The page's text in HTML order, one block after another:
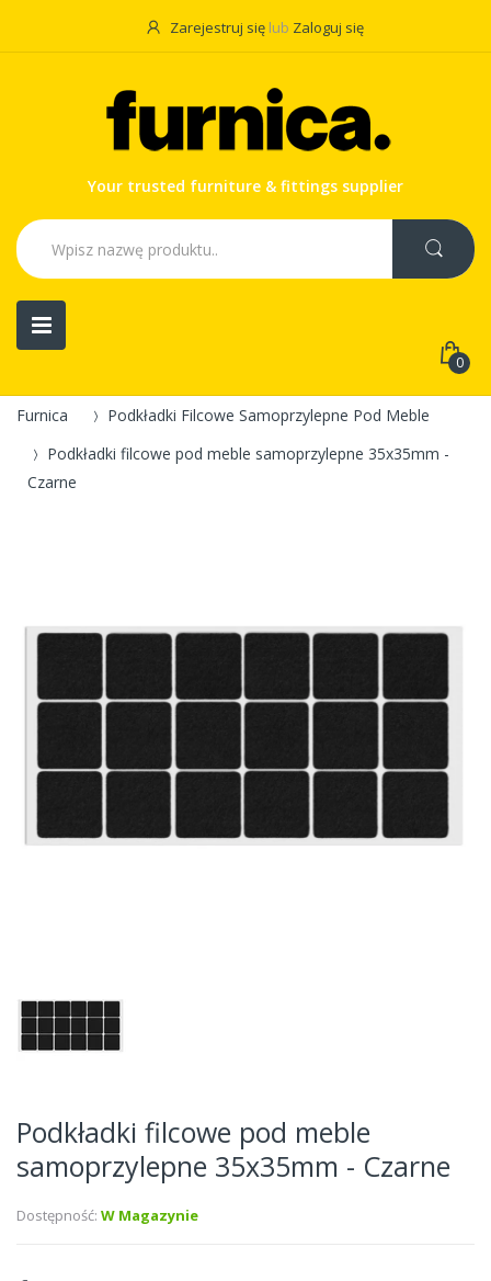
Zarejestruj się lub Zaloguj się
Your trusted furniture & fittings supplier
0
Furnica
Podkładki Filcowe Samoprzylepne Pod Meble
Podkładki filcowe pod meble samoprzylepne 35x35mm -
Czarne
Podkładki filcowe pod meble
samoprzylepne 35x35mm - Czarne
Dostępność: W Magazynie